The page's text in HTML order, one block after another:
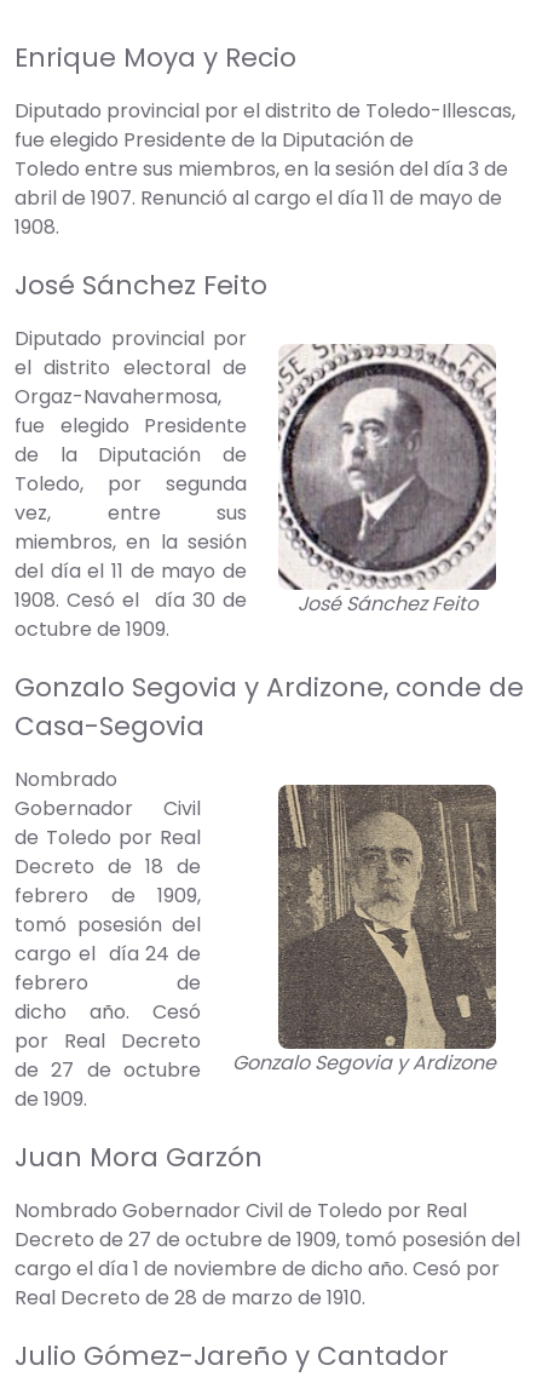
Enrique Moya y Recio
Diputado provincial por el distrito de Toledo-Illescas,
fue elegido Presidente de la Diputación de
Toledo entre sus miembros, en la sesión del día 3 de
abril de 1907. Renunció al cargo el día 11 de mayo de
1908.
José Sánchez Feito
José Sánchez Feito
Diputado provincial por
el distrito electoral de
Orgaz-Navahermosa,
fue elegido Presidente
de la Diputación de
Toledo, por segunda
vez, entre sus
miembros, en la sesión
del día el 11 de mayo de
1908. Cesó el día 30 de
octubre de 1909.
Gonzalo Segovia y Ardizone, conde de
Casa-Segovia
Gonzalo Segovia y Ardizone
Nombrado
Gobernador Civil
de Toledo por Real
Decreto de 18 de
febrero de 1909,
tomó posesión del
cargo el día 24 de
febrero de
dicho año. Cesó
por Real Decreto
de 27 de octubre
de 1909.
Juan Mora Garzón
Nombrado Gobernador Civil de Toledo por Real
Decreto de 27 de octubre de 1909, tomó posesión del
cargo el día 1 de noviembre de dicho año. Cesó por
Real Decreto de 28 de marzo de 1910.
Julio Gómez-Jareño y Cantador